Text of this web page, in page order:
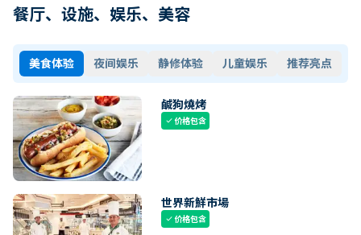
餐厅、设施、娱乐、美容
美食体验 夜间娱乐 静修体验 儿童娱乐 推荐亮点
鹹狗燒烤
check价格包含
世界新鮮市場
check价格包含